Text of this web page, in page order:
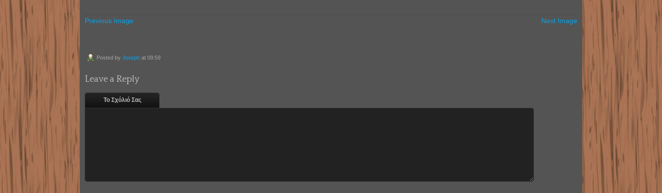
Previous Image Next Image
Posted by Joseph at 09:59
Leave a Reply
Το Σχόλιό Σας